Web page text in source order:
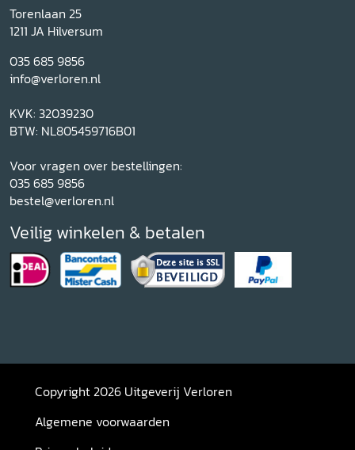
Torenlaan 25
1211 JA Hilversum
035 685 9856
info@verloren.nl
KVK: 32039230
BTW: NL805459716B01
Voor vragen over bestellingen:
035 685 9856
bestel@verloren.nl
Veilig winkelen & betalen
Copyright 2026 Uitgeverij Verloren
Algemene voorwaarden